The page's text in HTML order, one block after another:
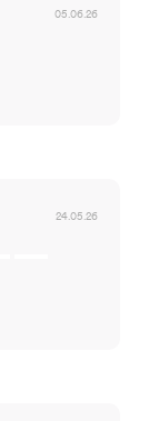
05.06.26
24.05.26